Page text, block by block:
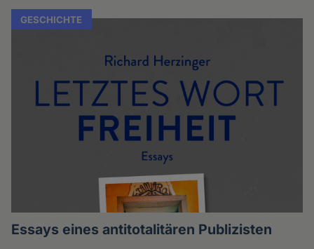
GESCHICHTE
Essays eines antitotalitären Publizisten